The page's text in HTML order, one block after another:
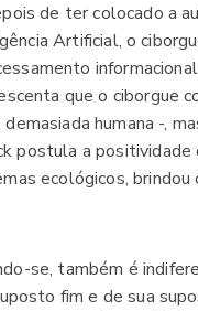
de ter colocado a
Artificial, o
que o ciborgue
humana -,
postula a
ecológicos, brindou
se, também é
fim e de sua